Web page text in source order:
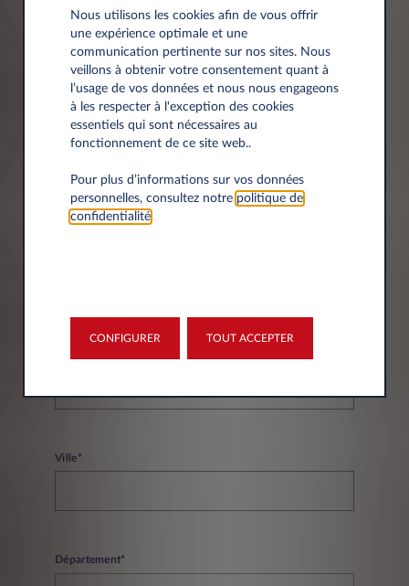
Siret
Ville*
Département*
Nous utilisons les cookies afin de vous offrir
une expérience optimale et une
communication pertinente sur nos sites. Nous
veillons à obtenir votre consentement quant à
l’usage de vos données et nous nous engageons
à les respecter à l'exception des cookies
essentiels qui sont nécessaires au
fonctionnement de ce site web..
Pour plus d’informations sur vos données
personnelles, consultez notre politique de
confidentialité.
CONFIGURER TOUT ACCEPTER